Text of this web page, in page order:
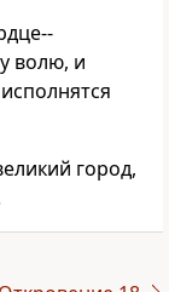
волю, и
город,